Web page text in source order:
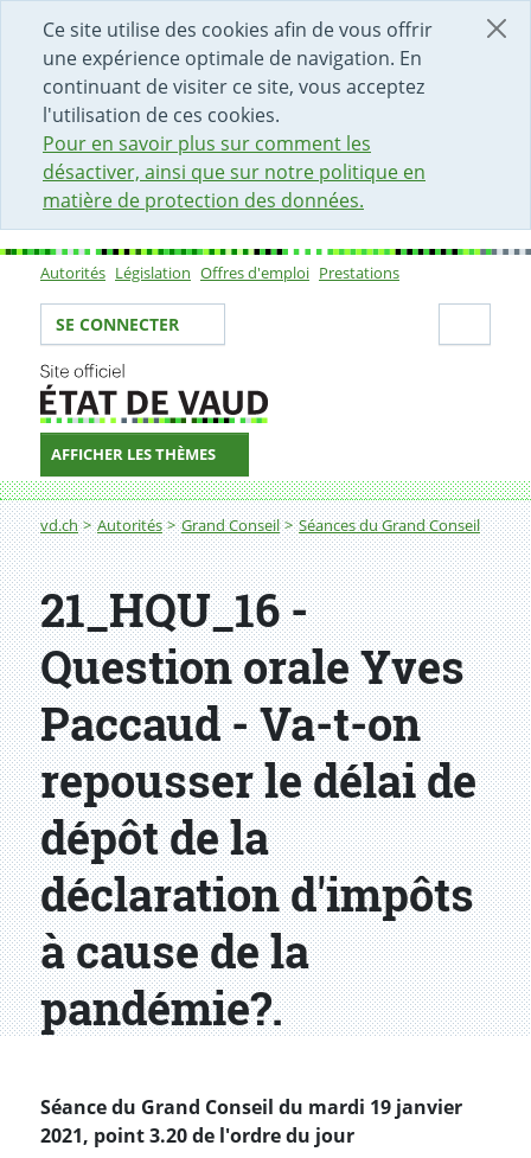
Ce site utilise des cookies afin de vous offrir
une expérience optimale de navigation. En
continuant de visiter ce site, vous acceptez
l'utilisation de ces cookies.
Pour en savoir plus sur comment les
désactiver, ainsi que sur notre politique en
matière de protection des données.
DÉBUT DU CONTENU DE LA PAGE
ACCÈS AU CHAMP DE RECHERCHE
PAGE D'ACCUEIL
FORMULAIRE DE CONTACT
Sous-navigation
Autorités Législation Offres d'emploi Prestations
Votre identité
SE CONNECTER
AFFICHER LES THÈMES
Fil d'Ariane
vd.ch Autorités Grand Conseil Séances du Grand Conseil
21_HQU_16 -
Question orale Yves
Paccaud - Va-t-on
repousser le délai de
dépôt de la
déclaration d'impôts
à cause de la
pandémie?.
Séance du Grand Conseil du mardi 19 janvier
2021, point 3.20 de l'ordre du jour